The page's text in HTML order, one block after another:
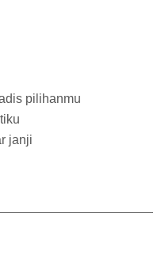
pilihanmu
janji